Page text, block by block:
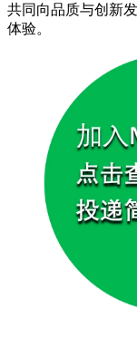
共同向品质与创新
体验。